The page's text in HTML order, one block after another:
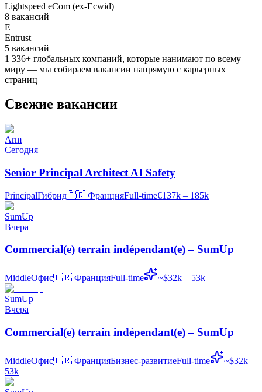
Lightspeed eCom (ex-Ecwid)
8 вакансий
E
Entrust
5 вакансий
1 336+ глобальных компаний, которые нанимают по всему
миру — мы собираем вакансии напрямую с карьерных
страниц
Свежие вакансии
Arm
Сегодня
Senior Principal Architect AI Safety
PrincipalГибрид🇫🇷 ФранцияFull-time€137k – 185k
SumUp
Вчера
Commercial(e) terrain indépendant(e) – SumUp
MiddleОфис🇫🇷 ФранцияFull-time ~$32k – 53k
SumUp
Вчера
Commercial(e) terrain indépendant(e) – SumUp
MiddleОфис🇫🇷 ФранцияБизнес-развитиеFull-time
~$32k –
53k